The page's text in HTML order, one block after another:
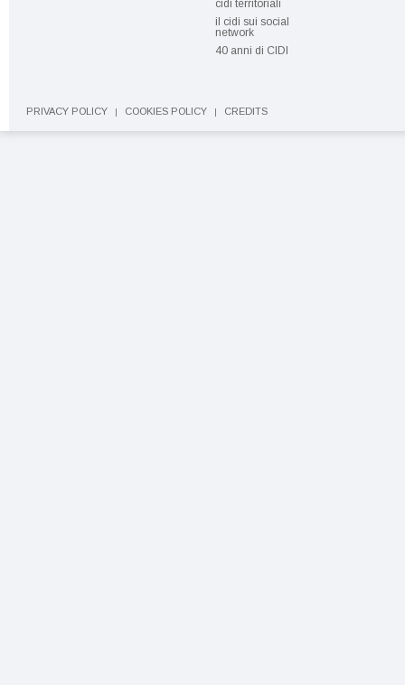
cidi territoriali
il cidi sui social
network
40 anni di CIDI
PRIVACY POLICY COOKIES POLICY CREDITS